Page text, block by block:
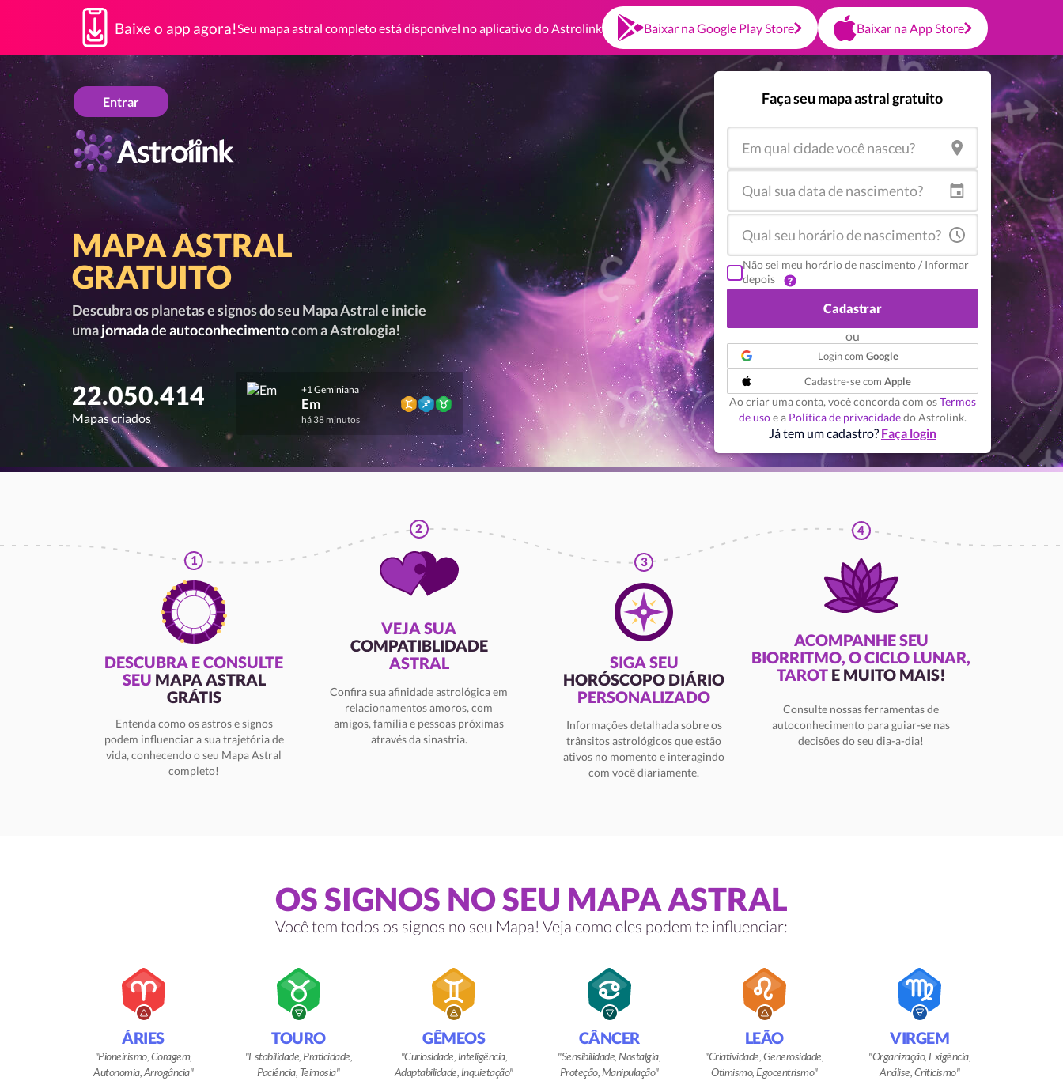
Baixe o app agora! Seu mapa astral completo está disponível no aplicativo do Astrolink Baixar na Google Play Store Baixar na App Store
Entrar
Astrolink
MAPA ASTRAL
GRATUITO
Descubra os planetas e signos do seu Mapa Astral e inicie
umajornada de autoconhecimentocom a Astrologia!
22.050.414
Mapas criados
+1 Geminiana
Em
há 38 minutos
Faça seu mapa astral gratuito
Não sei meu horário de nascimento / Informar
depois
Cadastrar
ou
Login com Google
Cadastre-se comApple
Ao criar uma conta, você concorda com osTermos
de usoe aPolítica de privacidadedo Astrolink.
Já tem um cadastro? Faça login
1
DESCUBRA E CONSULTE
SEU MAPA ASTRAL
GRÁTIS
Entenda como os astros e signos
podem influenciar a sua trajetória de
vida, conhecendo o seu Mapa Astral
completo!
2
VEJA SUA
COMPATIBLIDADE
ASTRAL
Confira sua afinidade astrológica em
relacionamentos amoros, com
amigos, família e pessoas próximas
através da sinastria.
3
SIGA SEU
HORÓSCOPO DIÁRIO
PERSONALIZADO
Informações detalhada sobre os
trânsitos astrológicos que estão
ativos no momento e interagindo
com você diariamente.
4
ACOMPANHE SEU
BIORRITMO, O CICLO LUNAR,
TAROT E MUITO MAIS!
Consulte nossas ferramentas de
autoconhecimento para guiar-se nas
decisões do seu dia-a-dia!
OS SIGNOS NO SEU MAPA ASTRAL
Você tem todos os signos no seu Mapa! Veja como eles podem te influenciar:
ÁRIES
Pioneirismo, Coragem,
Autonomia, Arrogância
TOURO
Estabilidade, Praticidade,
Paciência, Teimosia
GÊMEOS
Curiosidade, Inteligência,
Adaptabilidade, Inquietação
CÂNCER
Sensibilidade, Nostalgia,
Proteção, Manipulação
LEÃO
Criatividade, Generosidade,
Otimismo, Egocentrismo
VIRGEM
Organização, Exigência,
Análise, Criticismo